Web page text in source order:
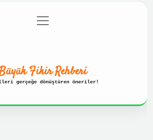
Gizlilik Politikası
menüyü
aç
Fikir Rehberi
gerçeğe dönüştüren öneriler!